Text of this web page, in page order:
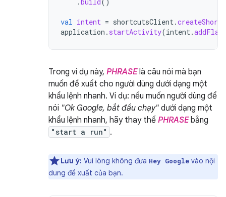
val intent = shortcutsClient.
application . startActivity(intent.
Trong ví dụ này, PHRASElà câu nói mà bạn
muốn đề xuất cho người dùng dưới dạng một
khẩu lệnh nhanh. Ví dụ: nếu muốn người dùng để
nói "Ok Google, bắt đầu chạy" dưới dạng một
khẩu lệnh nhanh, hãy thay thế PHRASEbằng
"start a run" .
Lưu ý: Vui lòng không đưa Hey Google vào nội
dung đề xuất của bạn.